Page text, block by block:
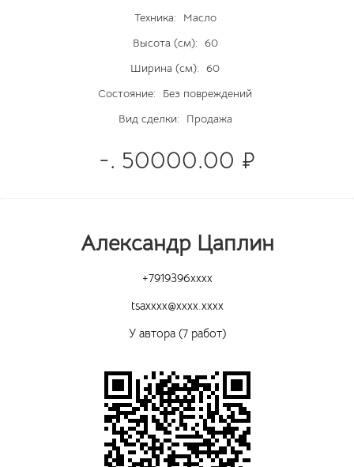
Техника:
Масло
Высота (см): 60
Ширина (см): 60
Состояние:
Без повреждений
Вид сделки:
Продажа
-. 50000.00 ₽
Александр Цаплин
+7919396xxxx
tsaxxxx@xxxx.xxxx
У автора (7 работ)